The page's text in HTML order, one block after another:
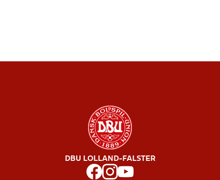
DBU LOLLAND-FALSTER